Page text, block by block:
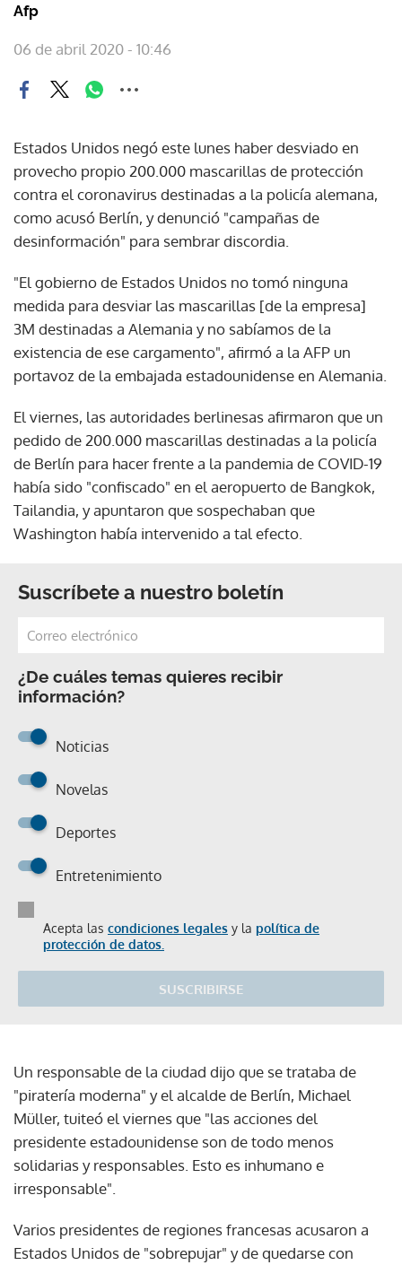
Afp
06 de abril 2020 - 10:46
Estados Unidos negó este lunes haber desviado en
provecho propio 200.000 mascarillas de protección
contra el coronavirus destinadas a la policía alemana,
como acusó Berlín, y denunció "campañas de
desinformación" para sembrar discordia.
"El gobierno de Estados Unidos no tomó ninguna
medida para desviar las mascarillas [de la empresa]
3M destinadas a Alemania y no sabíamos de la
existencia de ese cargamento", afirmó a la AFP un
portavoz de la embajada estadounidense en Alemania.
El viernes, las autoridades berlinesas afirmaron que un
pedido de 200.000 mascarillas destinadas a la policía
de Berlín para hacer frente a la pandemia de COVID-19
había sido "confiscado" en el aeropuerto de Bangkok,
Tailandia, y apuntaron que sospechaban que
Washington había intervenido a tal efecto.
Suscríbete a nuestro boletín
¿De cuáles temas quieres recibir
información?
Noticias
Novelas
Deportes
Entretenimiento
Acepta las condiciones legales y la política de
protección de datos.
SUSCRIBIRSE
Un responsable de la ciudad dijo que se trataba de
"piratería moderna" y el alcalde de Berlín, Michael
Müller, tuiteó el viernes que "las acciones del
presidente estadounidense son de todo menos
solidarias y responsables. Esto es inhumano e
irresponsable".
Varios presidentes de regiones francesas acusaron a
Estados Unidos de "sobrepujar" y de quedarse con